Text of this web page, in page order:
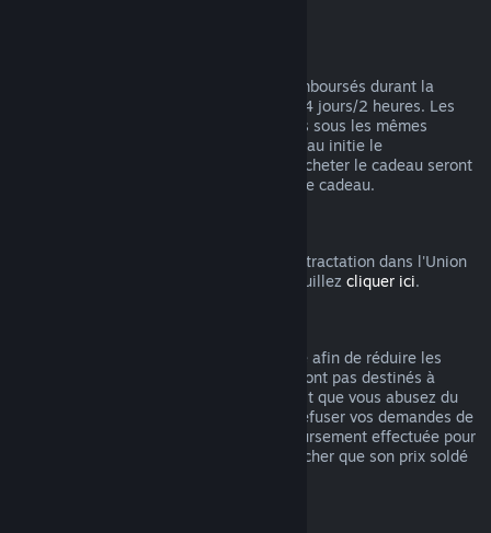
Les cadeaux non activés peuvent être remboursés durant la
période de remboursement standard de 14 jours/2 heures. Les
cadeaux activés pourront être remboursés sous les mêmes
conditions si le ou la destinataire du cadeau initie le
remboursement. Les fonds utilisés pour acheter le cadeau seront
remboursés à celui ou celle qui a acheté le cadeau.
Pour accéder aux modalités du droit de rétractation dans l'Union
Européenne pour les clients de Steam, veuillez cliquer ici.
Les remboursements ont été mis en place afin de réduire les
risques liés à un achat sur Steam. Ils ne sont pas destinés à
obtenir des jeux gratuitement. S'il apparait que vous abusez du
système, nous pourrions être amenés à refuser vos demandes de
remboursement. Une demande de remboursement effectuée pour
un jeu acheté juste avant les soldes plus cher que son prix soldé